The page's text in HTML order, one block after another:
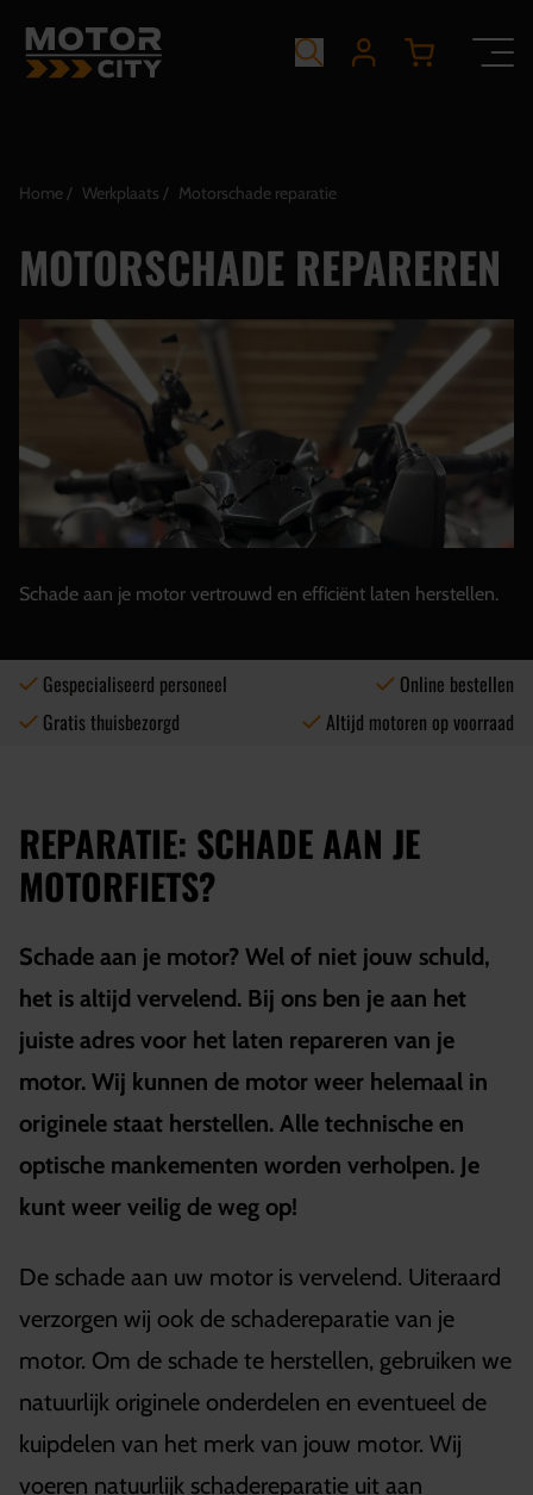
Home Werkplaats Motorschade reparatie
MOTORSCHADE REPAREREN
Schade aan je motor vertrouwd en efficiënt laten herstellen.
Gespecialiseerd personeel
Altijd motoren op voorraad
Online bestellen
Gratis thuisbezorgd
REPARATIE: SCHADE AAN JE
MOTORFIETS?
Schade aan je motor? Wel of niet jouw schuld,
het is altijd vervelend. Bij ons ben je aan het
juiste adres voor het laten repareren van je
motor. Wij kunnen de motor weer helemaal in
originele staat herstellen. Alle technische en
optische mankementen worden verholpen. Je
kunt weer veilig de weg op!
De schade aan uw motor is vervelend. Uiteraard
verzorgen wij ook de schadereparatie van je
motor. Om de schade te herstellen, gebruiken we
natuurlijk originele onderdelen en eventueel de
kuipdelen van het merk van jouw motor. Wij
voeren natuurlijk schadereparatie uit aan